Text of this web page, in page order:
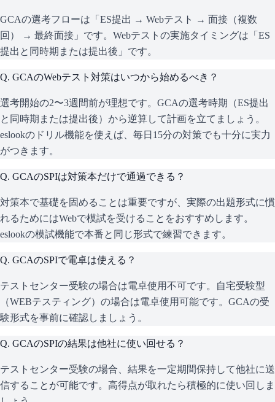
GCAの選考フローは「ES提出 → Webテスト → 面接（複数
回） → 最終面接」です。Webテストの実施タイミングは「ES
提出と同時期または提出後」です。
Q. GCAのWebテスト対策はいつから始めるべき？
選考開始の2〜3週間前が理想です。GCAの選考時期（ES提出
と同時期または提出後）から逆算して計画を立てましょう。
eslookのドリル機能を使えば、毎日15分の対策でも十分に実力
がつきます。
Q. GCAのSPIは対策本だけで通過できる？
対策本で基礎を固めることは重要ですが、実際の出題形式に慣
れるためにはWebで模試を受けることをおすすめします。
eslookの模試機能で本番と同じ形式で練習できます。
Q. GCAのSPIで電卓は使える？
テストセンター受験の場合は電卓使用不可です。自宅受験型
（WEBテスティング）の場合は電卓使用可能です。GCAの受
験形式を事前に確認しましょう。
Q. GCAのSPIの結果は他社に使い回せる？
テストセンター受験の場合、結果を一定期間保持して他社に送
信することが可能です。高得点が取れたら積極的に使い回しま